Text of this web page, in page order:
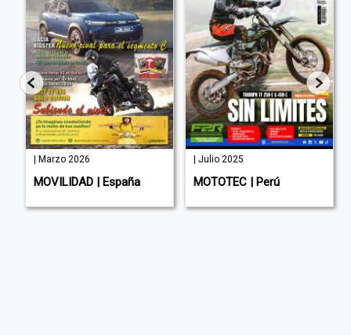
| Marzo 2026
MOVILIDAD | España
| Julio 2025
MOTOTEC | Perú